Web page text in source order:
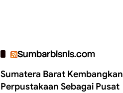
Sumbarbisnis.com
Sumatera Barat Kembangkan
Perpustakaan Sebagai Pusat